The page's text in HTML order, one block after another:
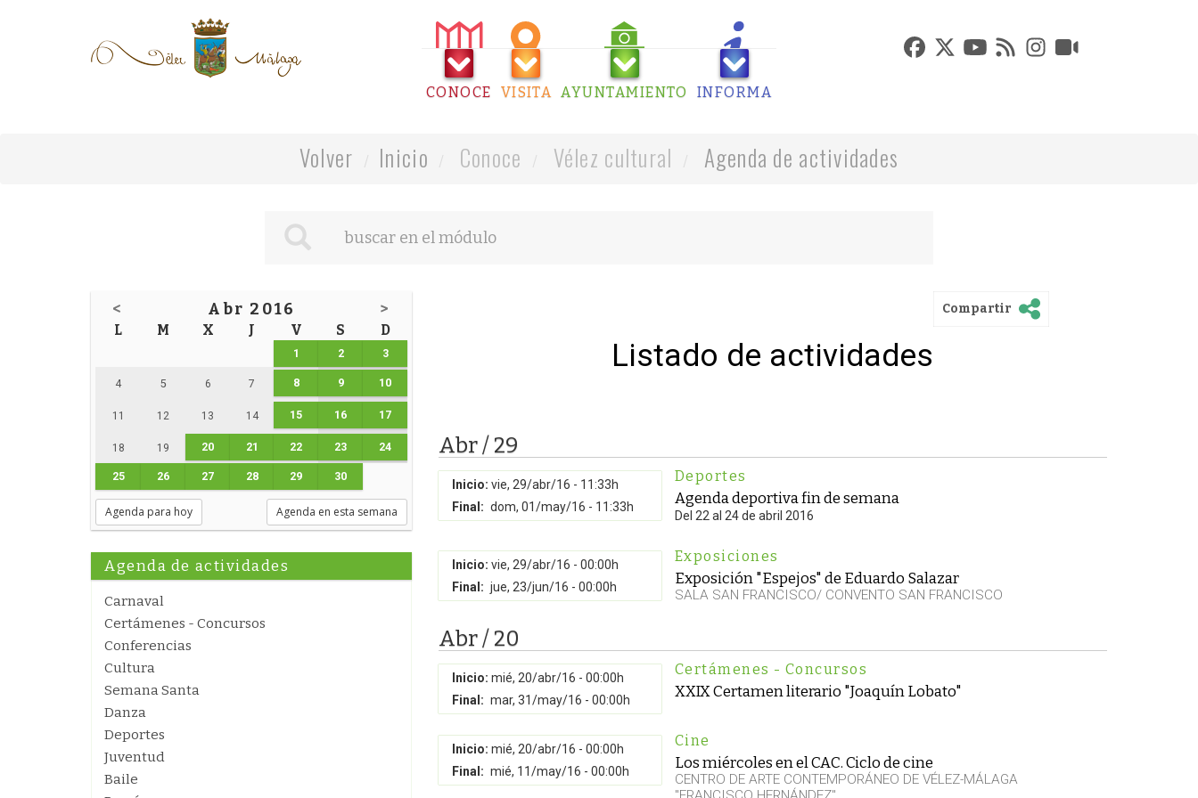
CONOCE VISITA AYUNTAMIENTO INFORMA
Volver Inicio Conoce Vélez cultural Agenda de actividades
< Abr 2016 >
L M X J V S D
1 2 3
4 5 6 7 8 9 10
11 12 13 14 15 16 17
18 19 20 21 22 23 24
25 26 27 28 29 30
Agenda para hoy Agenda en esta semana
Agenda de actividades
Carnaval
Certámenes - Concursos
Conferencias
Cultura
Semana Santa
Danza
Deportes
Juventud
Baile
Compartir
Listado de actividades
Abr / 29
Inicio: vie, 29/abr/16 - 11:33h
Final: dom, 01/may/16 - 11:33h
Deportes
Agenda deportiva fin de semana
Del 22 al 24 de abril 2016
Inicio: vie, 29/abr/16 - 00:00h
Final: jue, 23/jun/16 - 00:00h
Exposiciones
Exposición "Espejos" de Eduardo Salazar
SALA SAN FRANCISCO/ CONVENTO SAN FRANCISCO
Abr / 20
Inicio: mié, 20/abr/16 - 00:00h
Final: mar, 31/may/16 - 00:00h
Certámenes - Concursos
XXIX Certamen literario "Joaquín Lobato"
Inicio: mié, 20/abr/16 - 00:00h
Final: mié, 11/may/16 - 00:00h
Cine
Los miércoles en el CAC. Ciclo de cine
CENTRO DE ARTE CONTEMPORÁNEO DE VÉLEZ-MÁLAGA